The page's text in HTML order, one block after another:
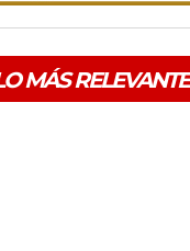
MÁS RELEVANTE